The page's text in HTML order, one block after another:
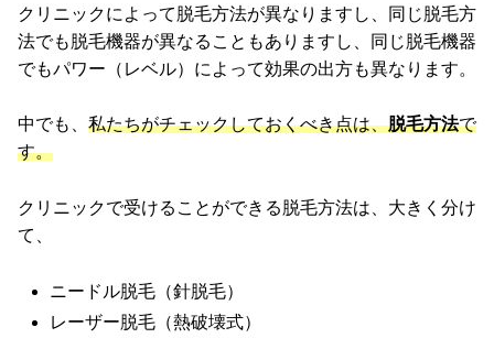
クリニックによって脱毛方法が異なりますし、同じ脱毛方
法でも脱毛機器が異なることもありますし、同じ脱毛機器
でもパワー（レベル）によって効果の出方も異なります。
中でも、 私たちがチェックしておくべき点は、脱毛方法で
す。
クリニックで受けることができる脱毛方法は、大きく分け
て、
ニードル脱毛（針脱毛）
レーザー脱毛（熱破壊式）